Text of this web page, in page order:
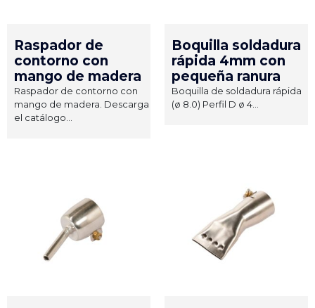
Raspador de
contorno con
mango de madera
Raspador de contorno con
mango de madera. Descarga
el catálogo...
Boquilla soldadura
rápida 4mm con
pequeña ranura
Boquilla de soldadura rápida
(ø 8.0) Perfil D ø 4...